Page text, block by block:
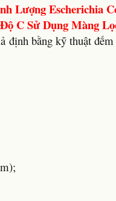
Lượng Escherichia
C Sử Dụng Màng
định bằng kỹ thuật